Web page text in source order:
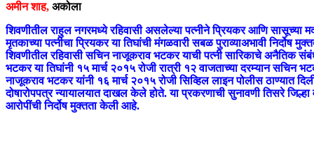
अमीन शाह, अकोला
शिवणीतील राहुल नगरमध्ये रहिवासी असलेल्या पत्नीने प्रियकर आणि सासूच्या
मृतकाच्या पत्नीचा प्रियकर या तिघांची मंगळवारी सबळ पुराव्याअभावी निर्दोष
शिवणीतील रहिवासी सचिन नाजूकराव भटकर याची पत्नी सारिकाचे अनैतिक
भटकर या तिघांनी १५ मार्च २०१५ रोजी रात्री १२ वाजताच्या दरम्यान सचिन
नाजूकराव भटकर यांनी १६ मार्च २०१५ रोजी सिव्हिल लाइन पोलीस ठाण्यात
दोषारोपपत्र न्यायालयात दाखल केले होते. या प्रकरणाची सुनावणी तिसरे जिल्हा
आरोपींची निर्दोष मुक्तता केली आहे.